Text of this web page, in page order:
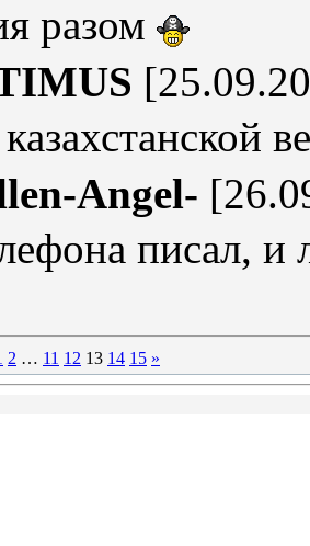
разом
Angel-
писал, и
2 … 11 12 13 14 15 »